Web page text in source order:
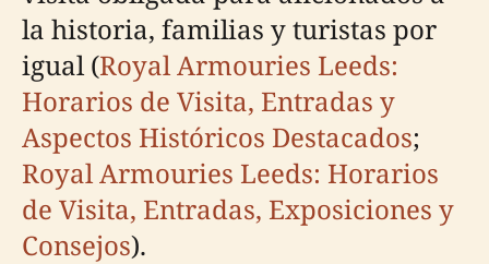
la historia, familias y turistas por
igual (Royal Armouries Leeds:
Horarios de Visita, Entradas y
Aspectos Históricos Destacados;
Royal Armouries Leeds: Horarios
de Visita, Entradas, Exposiciones y
Consejos).